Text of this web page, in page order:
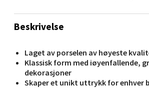
Beskrivelse
Laget av porselen av høyeste
Klassisk form med iøyenfallende,
dekorasjoner
Skaper et unikt uttrykk for enhver
Narvik - Thon Senter
Bolagsgata 1, 8514 Narvik